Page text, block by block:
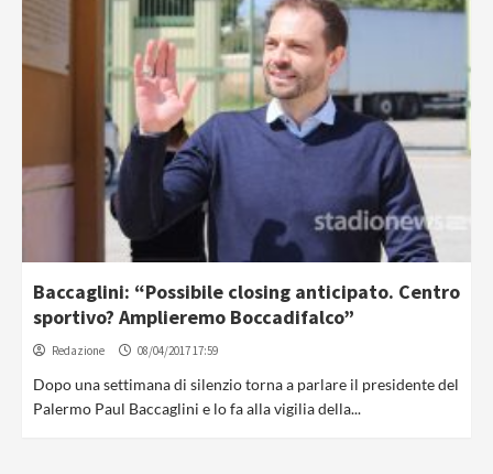
Baccaglini: “Possibile closing anticipato. Centro
sportivo? Amplieremo Boccadifalco”
Redazione 08/04/2017 17:59
Dopo una settimana di silenzio torna a parlare il presidente del
Palermo Paul Baccaglini e lo fa alla vigilia della...